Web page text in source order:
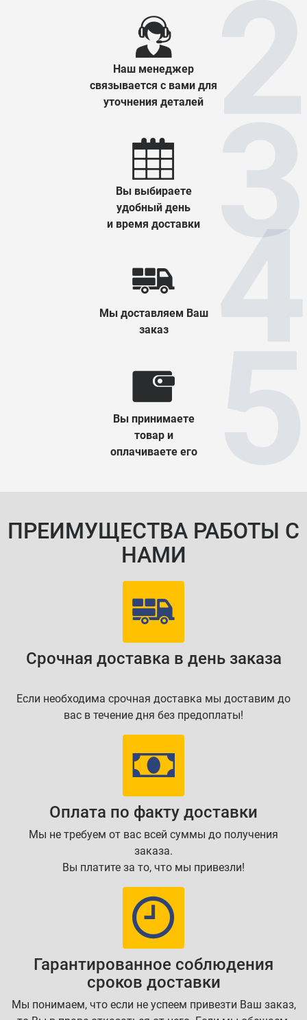
Наш менеджер
связывается с вами для
уточнения деталей
Вы выбираете
удобный день
и время доставки
Мы доставляем Ваш
заказ
Вы принимаете
товар и
оплачиваете его
ПРЕИМУЩЕСТВА РАБОТЫ С
НАМИ
Срочная доставка в день заказа
Если необходима срочная доставка мы доставим до
вас в течение дня без предоплаты!
Оплата по факту доставки
Мы не требуем от вас всей суммы до получения
заказа.
Вы платите за то, что мы привезли!
Гарантированное соблюдения
сроков доставки
Мы понимаем, что если не успеем привезти Ваш заказ,